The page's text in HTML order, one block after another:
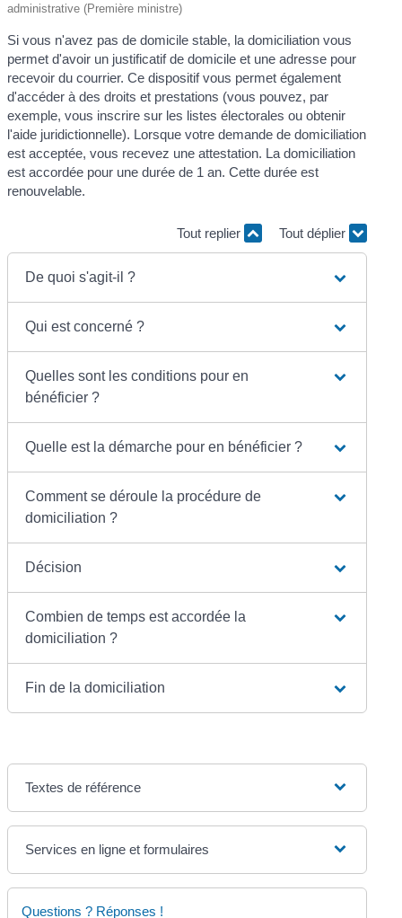
administrative (Première ministre)
Si vous n'avez pas de domicile stable, la domiciliation vous
permet d'avoir un justificatif de domicile et une adresse pour
recevoir du courrier. Ce dispositif vous permet également
d'accéder à des droits et prestations (vous pouvez, par
exemple, vous inscrire sur les listes électorales ou obtenir
l'aide juridictionnelle). Lorsque votre demande de domiciliation
est acceptée, vous recevez une attestation. La domiciliation
est accordée pour une durée de 1 an. Cette durée est
renouvelable.
Tout replier Tout déplier
De quoi s'agit-il ?
Qui est concerné ?
Quelles sont les conditions pour en
bénéficier ?
Quelle est la démarche pour en bénéficier ?
Comment se déroule la procédure de
domiciliation ?
Décision
Combien de temps est accordée la
domiciliation ?
Fin de la domiciliation
Textes de référence
Services en ligne et formulaires
Questions ? Réponses !